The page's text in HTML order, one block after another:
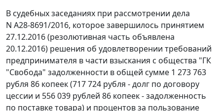
В судебных заседаниях при рассмотрении дела
N А28-8691/2016, которое завершилось принятием
27.12.2016 (резолютивная часть объявлена
20.12.2016) решения об удовлетворении требований
предпринимателя в части взыскания с общества "ГК
"Свобода" задолженности в общей сумме 1 273 763
рубля 86 копеек (717 724 рубля - долг по договору
цессии и 556 039 рублей 86 копеек - задолженность
по поставке товара) и процентов за пользование